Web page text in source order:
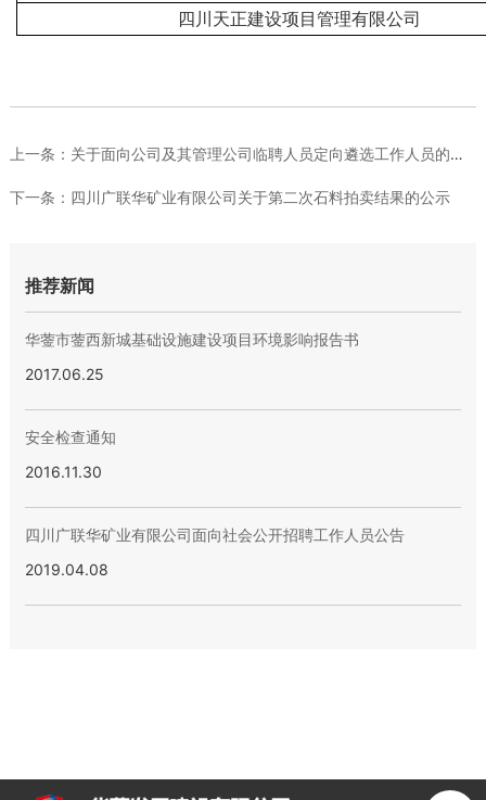
四川天正建设项目管理有限公司
上一条： 关于面向公司及其管理公司临聘人员定向遴选工作人员的公告
下一条： 四川广联华矿业有限公司关于第二次石料拍卖结果的公示
推荐新闻
华蓥市蓥西新城基础设施建设项目环境影响报告书
2017.06.25
安全检查通知
2016.11.30
四川广联华矿业有限公司面向社会公开招聘工作人员公告
2019.04.08